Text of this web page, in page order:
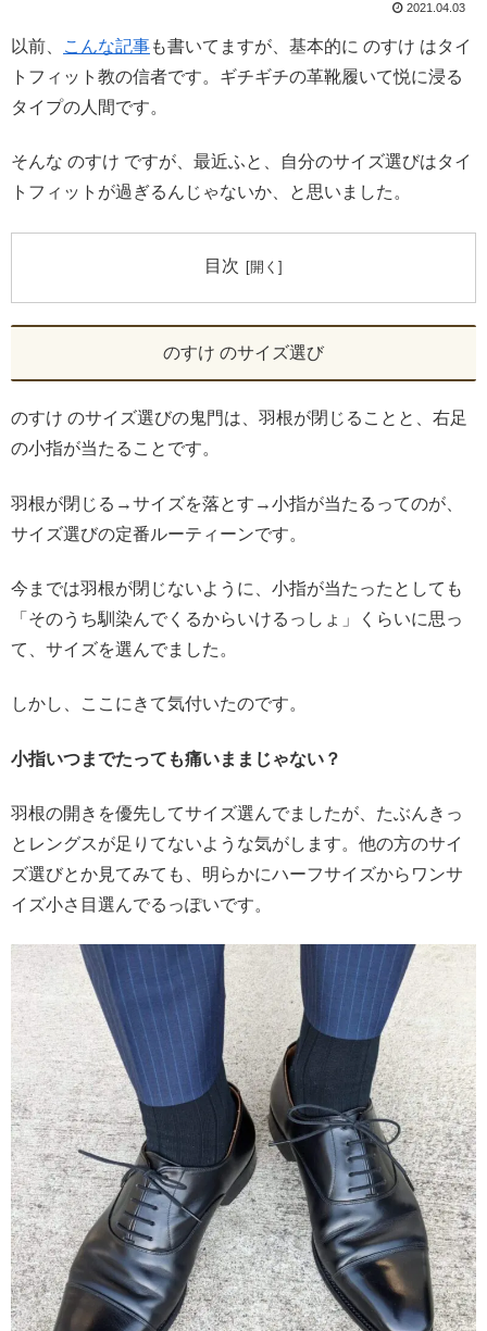
2021.04.03
以前、 こんな記事も書いてますが、基本的に のすけ はタイ
トフィット教の信者です。ギチギチの革靴履いて悦に浸る
タイプの人間です。
そんな のすけ ですが、最近ふと、自分のサイズ選びはタイ
トフィットが過ぎるんじゃないか、と思いました。
目次
のすけ のサイズ選び
のすけ のサイズ選びの鬼門は、羽根が閉じることと、右足
の小指が当たることです。
羽根が閉じる→サイズを落とす→小指が当たるってのが、
サイズ選びの定番ルーティーンです。
今までは羽根が閉じないように、小指が当たったとしても
「そのうち馴染んでくるからいけるっしょ」くらいに思っ
て、サイズを選んでました。
しかし、ここにきて気付いたのです。
小指いつまでたっても痛いままじゃない？
羽根の開きを優先してサイズ選んでましたが、たぶんきっ
とレングスが足りてないような気がします。他の方のサイ
ズ選びとか見てみても、明らかにハーフサイズからワンサ
イズ小さ目選んでるっぽいです。